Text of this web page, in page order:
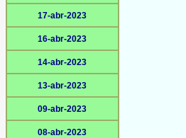
17-abr-2023
16-abr-2023
14-abr-2023
13-abr-2023
09-abr-2023
08-abr-2023